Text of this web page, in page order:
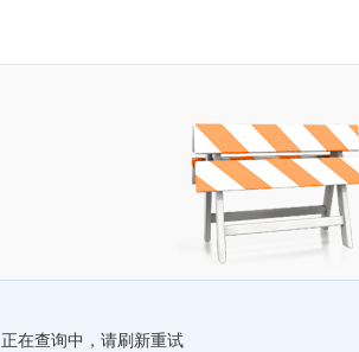
正在查询中，请刷新重试